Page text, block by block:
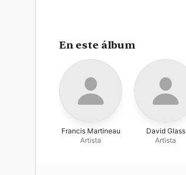
En este álbum
Francis Martineau
Artista
David Glass
Artista